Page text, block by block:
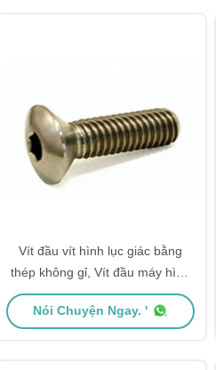
Vít đầu vít hình lục giác bằng
thép không gỉ, Vít đầu máy hình
bầu dục
Nói Chuyện Ngay. '